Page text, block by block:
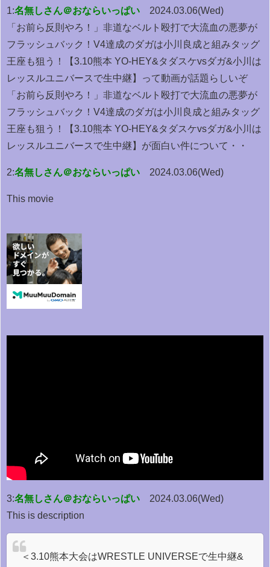
1:名無しさん＠おならいっぱい
2024.03.06(Wed)
「お前ら反則やろ！」非道なベルト殴打で大流血の悪夢が
フラッシュバック！V4達成のダガは小川良成と組みタッグ
王座も狙う！【3.10熊本 YO-HEY&タダスケvsダガ&小川は
レッスルユニバースで生中継】って動画が話題らしいぞ
「お前ら反則やろ！」非道なベルト殴打で大流血の悪夢が
フラッシュバック！V4達成のダガは小川良成と組みタッグ
王座も狙う！【3.10熊本 YO-HEY&タダスケvsダガ&小川は
レッスルユニバースで生中継】が面白い件について・・
2:名無しさん＠おならいっぱい 2024.03.06(Wed)
This movie
3:名無しさん＠おならいっぱい
2024.03.06(Wed)
This is description
＜3.10熊本大会はWRESTLE UNIVERSEで生中継&